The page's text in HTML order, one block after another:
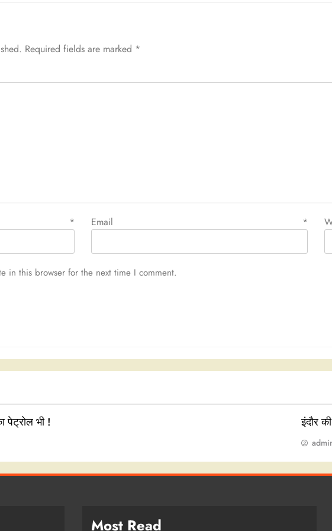
Required fields are marked *
* Email *
in this browser for the next time I comment.
पेट्रोल भी ! इंदौर
Most Read